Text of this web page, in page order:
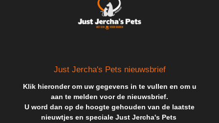
Just Jercha's Pets nieuwsbrief
Klik hieronder om uw gegevens in te vullen en om u
aan te melden voor de nieuwsbrief.
U word dan op de hoogte gehouden van de laatste
nieuwtjes en speciale Just Jercha's Pets